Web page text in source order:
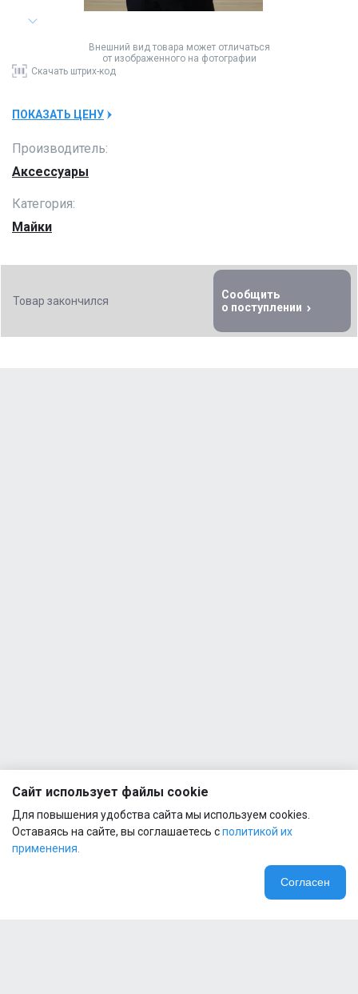
Внешний вид товара может отличаться
от изображенного на фотографии
Скачать штрих-код
ПОКАЗАТЬ ЦЕНУ
Производитель:
Аксессуары
Категория:
Майки
Товар закончился
Сообщить
о поступлении
Сайт использует файлы cookie
Для повышения удобства сайта мы используем cookies.
Оставаясь на сайте, вы соглашаетесь сполитикой их
применения.
Согласен